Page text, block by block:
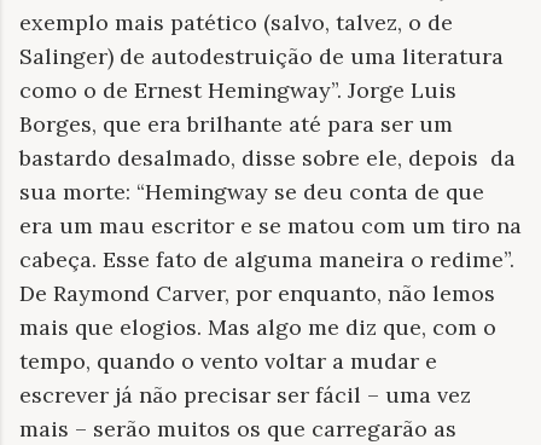
exemplo mais patético (salvo, talvez, o de
Salinger) de autodestruição de uma literatura
como o de Ernest Hemingway”. Jorge Luis
Borges, que era brilhante até para ser um
bastardo desalmado, disse sobre ele, depois da
sua morte: “Hemingway se deu conta de que
era um mau escritor e se matou com um tiro na
cabeça. Esse fato de alguma maneira o redime”.
De Raymond Carver, por enquanto, não lemos
mais que elogios. Mas algo me diz que, com o
tempo, quando o vento voltar a mudar e
escrever já não precisar ser fácil – uma vez
mais – serão muitos os que carregarão as